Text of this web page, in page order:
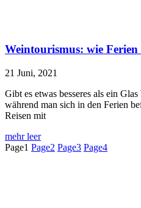
Weintourismus: wie
21 Juni, 2021
Gibt es etwas besseres als ein
während man sich in den Ferien
Reisen mit
mehr leer
Page1 Page2 Page3 Page4